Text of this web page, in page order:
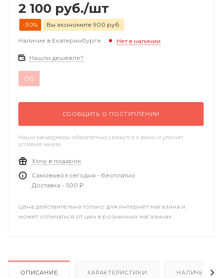
2 100 руб./шт
-30% Вы экономите 900 руб.
Наличие в Екатеринбурге Нет в наличии
Нашли дешевле?
OS
СООБЩИТЬ О ПОСТУПЛЕНИИ
Наши менеджеры обязательно свяжутся с вами и уточнят
условия заказа
Хочу в подарок
Самовывоз сегодня - бесплатно
Доставка - 500 ₽
Цена действительна только для интернет-магазина и
может отличаться от цен в розничных магазинах
ОПИСАНИЕ ХАРАКТЕРИСТИКИ НАЛИЧИЕ В